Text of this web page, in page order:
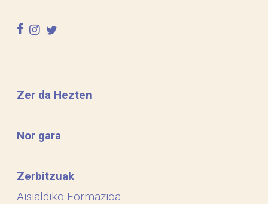
facebook
instagram
twitter
Zer da Hezten
Nor gara
Zerbitzuak
Aisialdiko Formazioa